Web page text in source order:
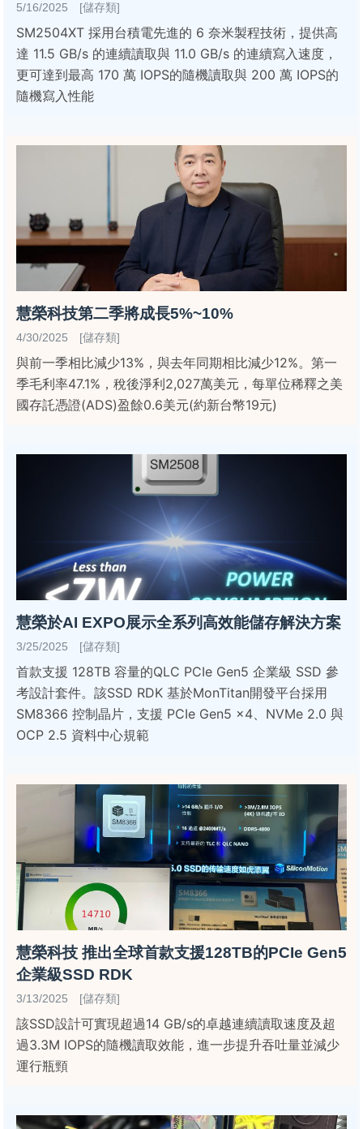
5/16/2025 [儲存類]
SM2504XT 採用台積電先進的 6 奈米製程技術，提供高
達 11.5 GB/s 的連續讀取與 11.0 GB/s 的連續寫入速度，
更可達到最高 170 萬 IOPS的隨機讀取與 200 萬 IOPS的
隨機寫入性能
慧榮科技第二季將成長5%~10%
4/30/2025 [儲存類]
與前一季相比減少13%，與去年同期相比減少12%。第一
季毛利率47.1%，稅後淨利2,027萬美元，每單位稀釋之美
國存託憑證(ADS)盈餘0.6美元(約新台幣19元)
慧榮於AI EXPO展示全系列高效能儲存解決方案
3/25/2025 [儲存類]
首款支援 128TB 容量的QLC PCIe Gen5 企業級 SSD 參
考設計套件。該SSD RDK 基於MonTitan開發平台採用
SM8366 控制晶片，支援 PCIe Gen5 x4、NVMe 2.0 與
OCP 2.5 資料中心規範
慧榮科技 推出全球首款支援128TB的PCIe Gen5
企業級SSD RDK
3/13/2025 [儲存類]
該SSD設計可實現超過14 GB/s的卓越連續讀取速度及超
過3.3M IOPS的隨機讀取效能，進一步提升吞吐量並減少
運行瓶頸